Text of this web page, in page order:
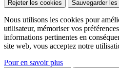
Rejeter les cookies Sauvegarder
Nous utilisons les cookies pour
utilisateur, mémoriser vos
informations pertinentes en
site web, vous acceptez notre
Pour en savoir plus